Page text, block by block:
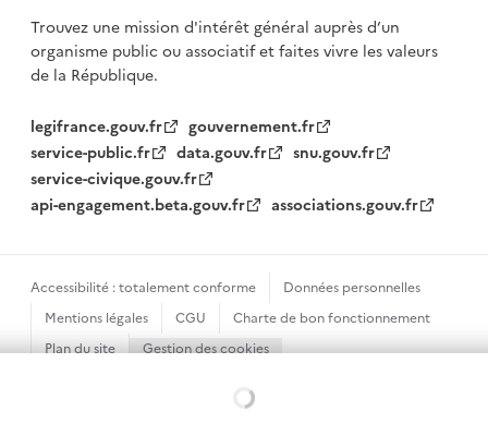
Chargement...
Trouvez une mission d'intérêt général auprès d’un
organisme publicou associatif et faites vivre les valeurs
de la République.
legifrance.gouv.fr
gouvernement.fr
service-public.fr
data.gouv.fr
snu.gouv.fr
service-civique.gouv.fr
api-engagement.beta.gouv.fr
associations.gouv.fr
Accessibilité : totalement conforme
Données personnelles
Mentions légales
CGU
Charte de bon fonctionnement
Plan du site
Gestion des cookies
Sauf mention contraire, tous les textes de ce site sont sous